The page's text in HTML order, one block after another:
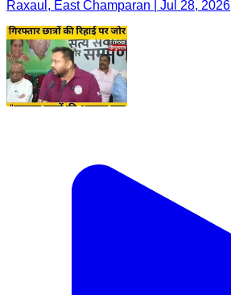
Raxaul, East Champaran | Jul 28, 2026